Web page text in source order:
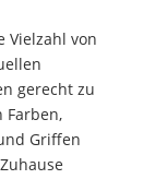
Vielzahl von
gerecht zu
Farben,
Griffen